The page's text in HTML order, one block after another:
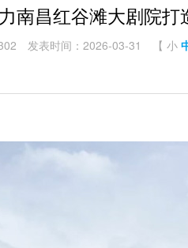
南昌红谷滩大剧院
发表时间：2026-03-31 【 小